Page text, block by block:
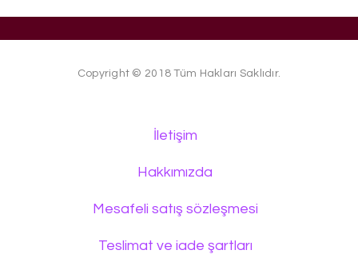
Copyright © 2018 Tüm Hakları Saklıdır.
İletişim
Hakkımızda
Mesafeli satış sözleşmesi
Teslimat ve iade şartları